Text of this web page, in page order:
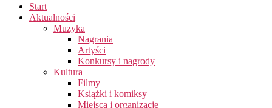
Start
Aktualności
Muzyka
Nagrania
Artyści
Konkursy i nagrody
Kultura
Filmy
Książki i komiksy
Miejsca i organizacje